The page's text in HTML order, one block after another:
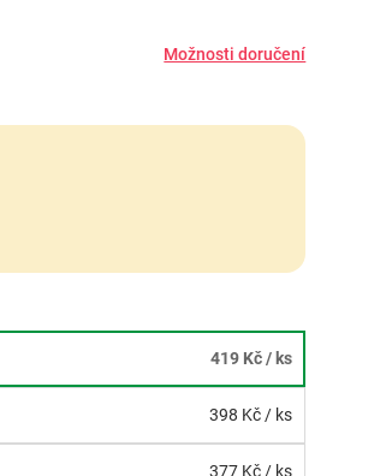
419 Kč/ ks
398 Kč / ks
377 Kč / ks
Možnosti doručení